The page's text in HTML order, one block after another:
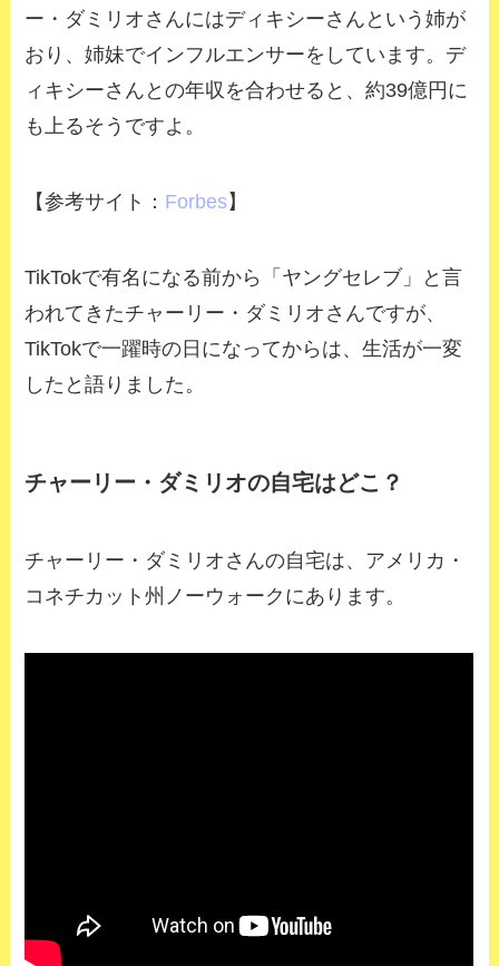
ー・ダミリオさんにはディキシーさんという姉が
おり、姉妹でインフルエンサーをしています。デ
ィキシーさんとの年収を合わせると、約39億円に
も上るそうですよ。
【参考サイト： Forbes】
TikTokで有名になる前から「ヤングセレブ」と言
われてきたチャーリー・ダミリオさんですが、
TikTokで一躍時の日になってからは、生活が一変
したと語りました。
チャーリー・ダミリオの自宅はどこ？
チャーリー・ダミリオさんの自宅は、アメリカ・
コネチカット州ノーウォークにあります。